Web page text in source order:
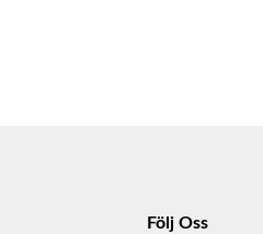
Följ Oss